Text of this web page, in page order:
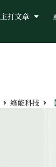
主打文章
綠能科技